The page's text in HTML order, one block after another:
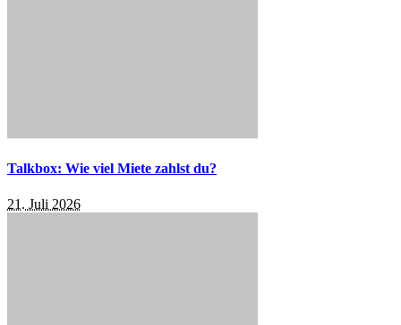
Talkbox: Wie viel Miete zahlst du?
21. Juli 2026